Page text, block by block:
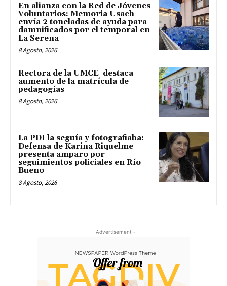
En alianza con la Red de Jóvenes
Voluntarios: Memoria Usach
envía 2 toneladas de ayuda para
damnificados por el temporal en
La Serena
8 Agosto, 2026
Rectora de la UMCE destaca
aumento de la matrícula de
pedagogías
8 Agosto, 2026
La PDI la seguía y fotografiaba:
Defensa de Karina Riquelme
presenta amparo por
seguimientos policiales en Río
Bueno
8 Agosto, 2026
- Advertisement -